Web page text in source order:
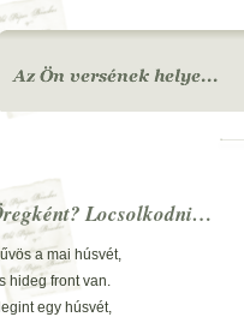
Locsolkodni…
a mai húsvét,
hideg front van.
egy húsvét,